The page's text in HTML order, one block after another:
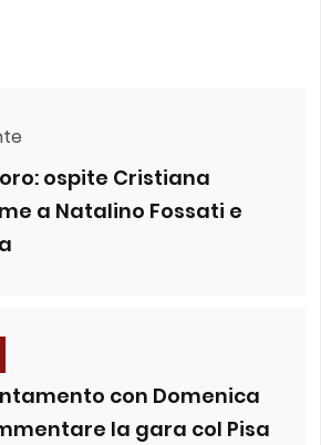
ospite Cristiana
a Natalino Fossati e
con Domenica
la gara col Pisa